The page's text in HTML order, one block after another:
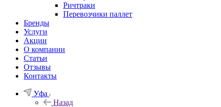
Ричтраки
Перевозчики паллет
Бренды
Услуги
Акции
О компании
Статьи
Отзывы
Контакты
Уфа
Назад